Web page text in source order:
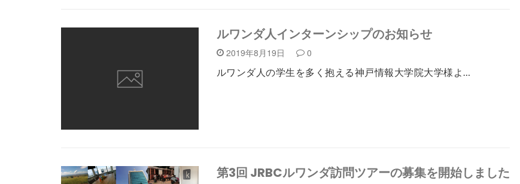
ルワンダ人インターンシップのお知らせ
2019年8月19日 0
ルワンダ人の学生を多く抱える神戸情報大学院大学様よ…
第3回 JRBCルワンダ訪問ツアーの募集を開始しました